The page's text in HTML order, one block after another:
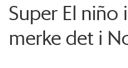
Super El niño
merke det i